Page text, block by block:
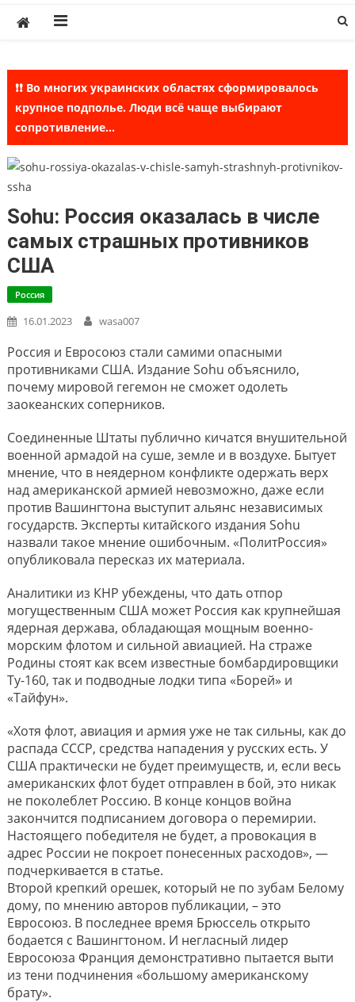
❗❗ Во многих украинских областях сформировалось
крупное подполье. Люди всё чаще выбирают
сопротивление...
Sohu: Россия оказалась в числе
самых страшных противников
США
Россия
16.01.2023 wasa007
Россия и Евросоюз стали самими опасными
противниками США. Издание Sohu объяснило,
почему мировой гегемон не сможет одолеть
заокеанских соперников.
Соединенные Штаты публично кичатся внушительной
военной армадой на суше, земле и в воздухе. Бытует
мнение, что в неядерном конфликте одержать верх
над американской армией невозможно, даже если
против Вашингтона выступит альянс независимых
государств. Эксперты китайского издания Sohu
назвали такое мнение ошибочным. «ПолитРоссия»
опубликовала пересказ их материала.
Аналитики из КНР убеждены, что дать отпор
могущественным США может Россия как крупнейшая
ядерная держава, обладающая мощным военно-
морским флотом и сильной авиацией. На страже
Родины стоят как всем известные бомбардировщики
Ту-160, так и подводные лодки типа «Борей» и
«Тайфун».
«Хотя флот, авиация и армия уже не так сильны, как до
распада СССР, средства нападения у русских есть. У
США практически не будет преимуществ, и, если весь
американских флот будет отправлен в бой, это никак
не поколеблет Россию. В конце концов война
закончится подписанием договора о перемирии.
Настоящего победителя не будет, а провокация в
адрес России не покроет понесенных расходов», —
подчеркивается в статье.
Второй крепкий орешек, который не по зубам Белому
дому, по мнению авторов публикации, – это
Евросоюз. В последнее время Брюссель открыто
бодается с Вашингтоном. И негласный лидер
Евросоюза Франция демонстративно пытается выти
из тени подчинения «большому американскому
брату».